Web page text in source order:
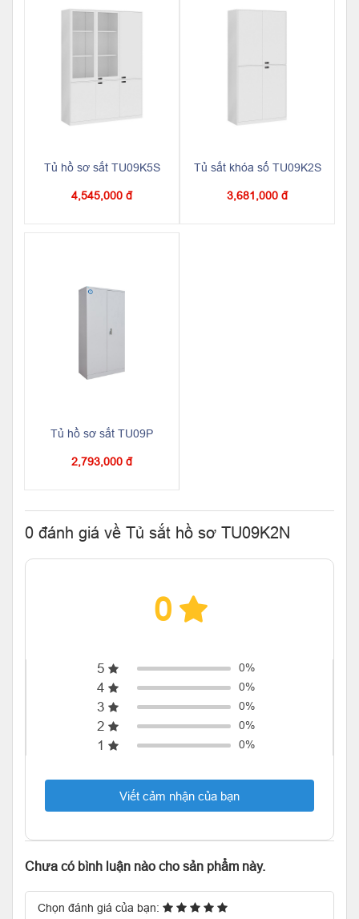
Tủ hồ sơ sắt TU09K5S
4,545,000 đ
Tủ sắt khóa số TU09K2S
3,681,000 đ
Tủ hồ sơ sắt TU09P
2,793,000 đ
0 đánh giá về Tủ sắt hồ sơ TU09K2N
0
5 0%
4 0%
3 0%
2 0%
1 0%
Viết cảm nhận của bạn
Chưa có bình luận nào cho sản phẩm này.
Chọn đánh giá của bạn: